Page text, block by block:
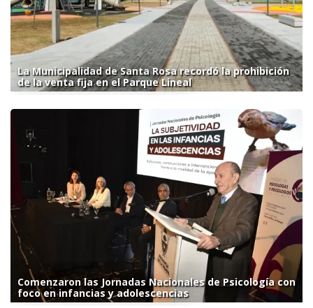
La Municipalidad de Santa Rosa recordó la prohibición
de la venta fija en el Parque Lineal
Comenzaron las Jornadas Nacionales de Psicología con
foco en infancias y adolescencias